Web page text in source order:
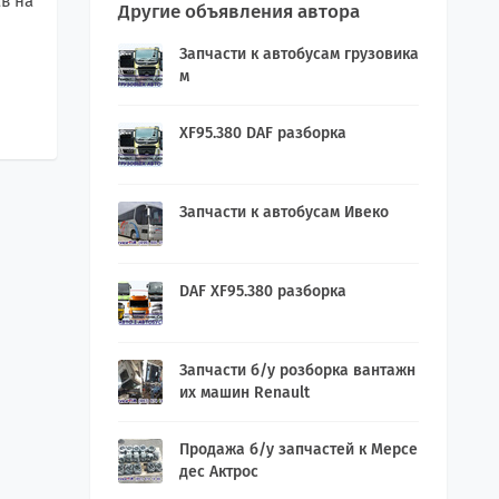
Другие объявления автора
Запчасти к автобусам грузовика
м
XF95.380 DAF разборка
Запчасти к автобусам Ивеко
DAF XF95.380 разборка
Запчасти б/у розборка вантажн
их машин Renault
Продажа б/у запчастей к Мерсе
дес Актрос